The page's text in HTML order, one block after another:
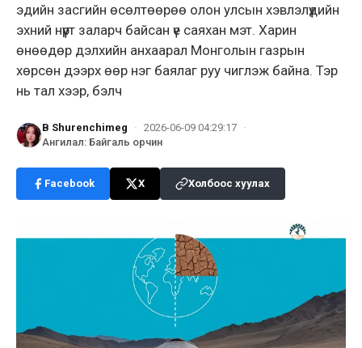
эдийн засгийн өсөлтөөрөө олон улсын хэвлэлүүдийн
эхний нүүрт заларч байсан үе саяхан мэт. Харин
өнөөдөр дэлхийн анхаарал Монголын газрын
хөрсөн дээрх өөр нэг баялаг руу чиглэж байна. Тэр
нь тал хээр, бэлч
B Shurenchimeg · 2026-06-09 04:29:17 ·
Ангилал: Байгаль орчин
Facebook X Холбоос хуулах